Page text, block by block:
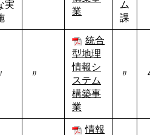
実
業
ム
課
〃
統合
型地理
情報シ
ステム
構築事
業
〃
情報